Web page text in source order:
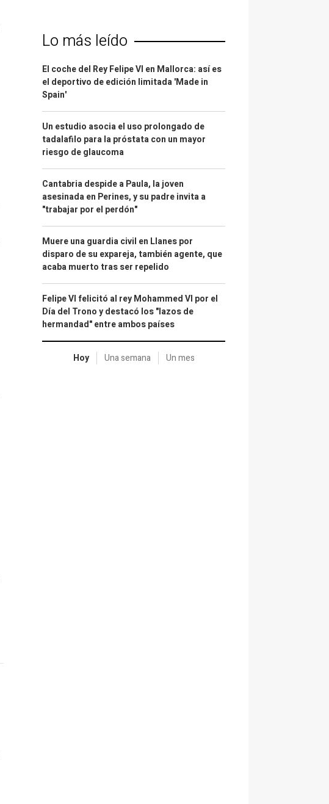
Lo más leído
El coche del Rey Felipe VI en Mallorca: así es
el deportivo de edición limitada 'Made in
Spain'
Un estudio asocia el uso prolongado de
tadalafilo para la próstata con un mayor
riesgo de glaucoma
Cantabria despide a Paula, la joven
asesinada en Perines, y su padre invita a
"trabajar por el perdón"
Muere una guardia civil en Llanes por
disparo de su expareja, también agente, que
acaba muerto tras ser repelido
Felipe VI felicitó al rey Mohammed VI por el
Día del Trono y destacó los "lazos de
hermandad" entre ambos países
Hoy Una semana Un mes